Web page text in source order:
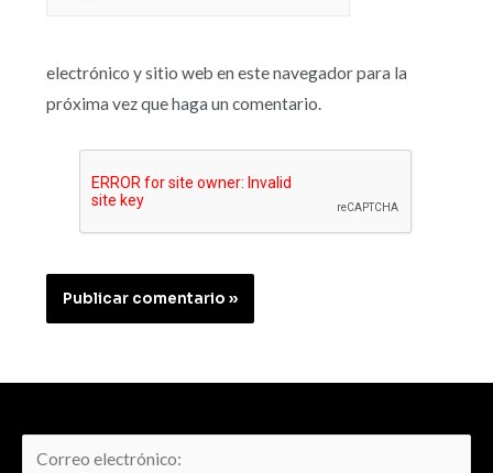
electrónico y sitio web en este navegador para la
próxima vez que haga un comentario.